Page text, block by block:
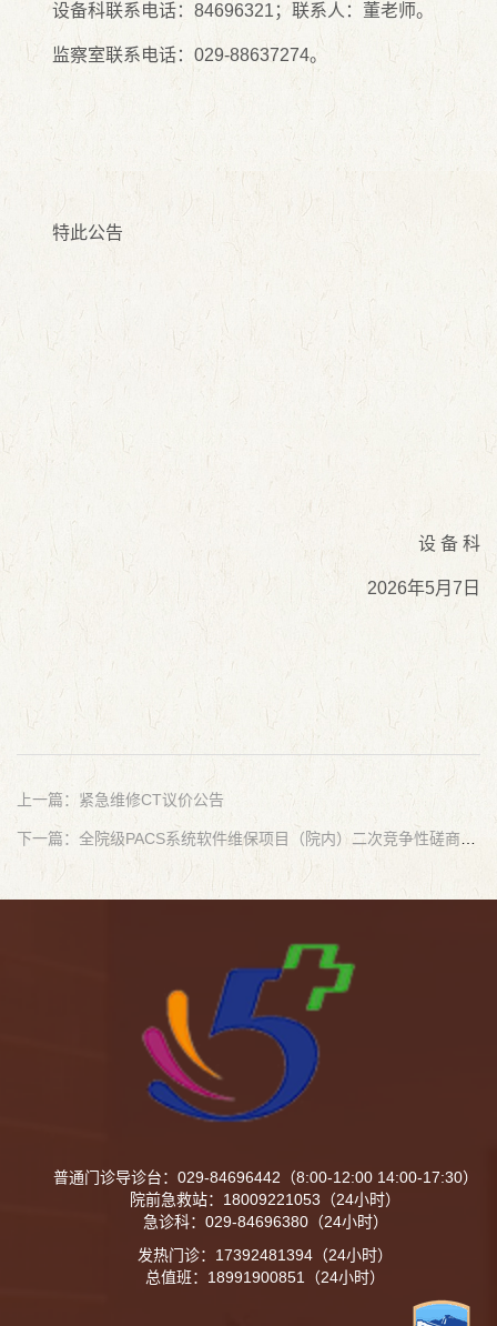
设备科联系电话：84696321；联系人：董老师。
监察室联系电话：029-88637274。
特此公告
设 备 科
2026年5月7日
上一篇：紧急维修CT议价公告
普通门诊导诊台：029-84696442（8:00-12:00 14:00-17:30）
院前急救站：18009221053（24小时）
急诊科：029-84696380（24小时）
发热门诊：17392481394（24小时）
总值班：18991900851（24小时）